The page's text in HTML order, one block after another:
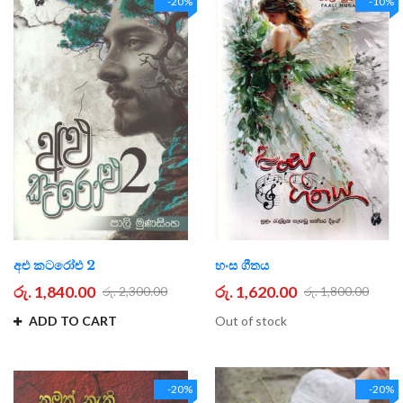
අළු කටරෝළු 2
රු. 1,840.00 රු. 2,300.00
ADD TO CART
හංස ගීතය
රු. 1,620.00 රු. 1,800.00
Out of stock
-20% -20%